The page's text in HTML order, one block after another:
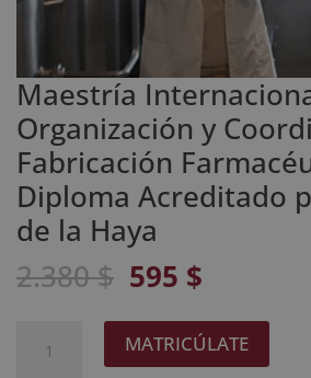
Maestría
Organización y
Fabricación
Diploma Acreditado
de la Haya
2.380$ El
precio
original
era:
595 $
actual
es:
Internacional
MATRICÚLATE